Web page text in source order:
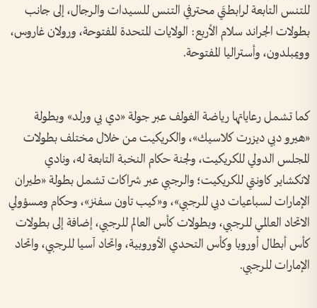
للتنس التابعة لرابطتَي محترفي التنس للسيدات والرجال، إلى جانب
بطولات الجراند سلام الأربع: الولايات المتحدة المفتوحة، ورولان غاروس،
وويمبلدون، وأستراليا المفتوحة.
كما تشمل رعاياتها رياضة الغولف عبر جولة «دي بي ورلد» وبطولة
«هيرو دبي ديزرت كلاسيك»، والكريكيت من خلال مختلف بطولات
المجلس الدولي للكريكيت، ولجنة حكام النخبة التابعة له، ونادي
لانكشاير كاونتي للكريكيت؛ والرجبي عبر شراكات تشمل بطولة «طيران
الإمارات لسباعيات دبي للرجبي»، و«كيب تاون سفنز»، وحكام ومسؤولي
الاتحاد العالمي للرجبي، وبطولات كأس العالم للرجبي، إضافة إلى بطولات
كأس أبطال أوروبا وكأس التحدي الأوروبية، واتحاد آسيا للرجبي، واتحاد
الإمارات للرجبي.